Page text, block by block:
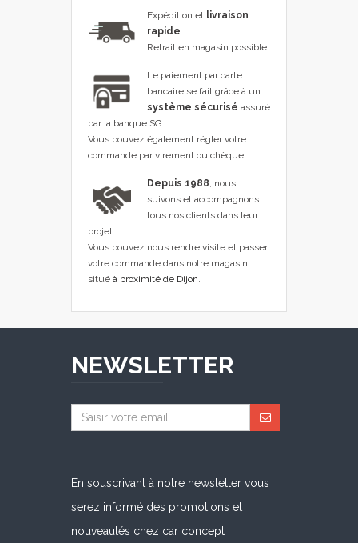
Expédition et livraison
rapide
Retrait en magasin possible.
Le paiement par carte
bancaire se fait grâce à un
système sécurisé assuré
par la banque SG.
Vous pouvez également régler votre
commande par virement ou chèque.
Depuis 1988 , nous
suivons et accompagnons
tous nos clients dans leur
projet .
Vous pouvez nous rendre visite et passer
votre commande dans notre magasin
situé à proximité de Dijon
NEWSLETTER
En souscrivant à notre newsletter vous
serez informé des promotions et
nouveautés chez car concept